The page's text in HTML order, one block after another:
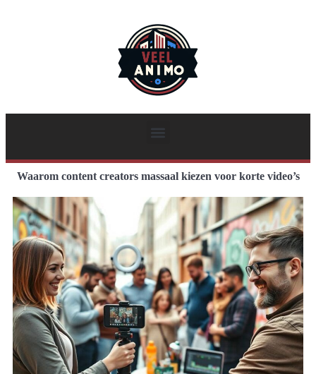
Waarom content creators massaal kiezen voor korte video’s